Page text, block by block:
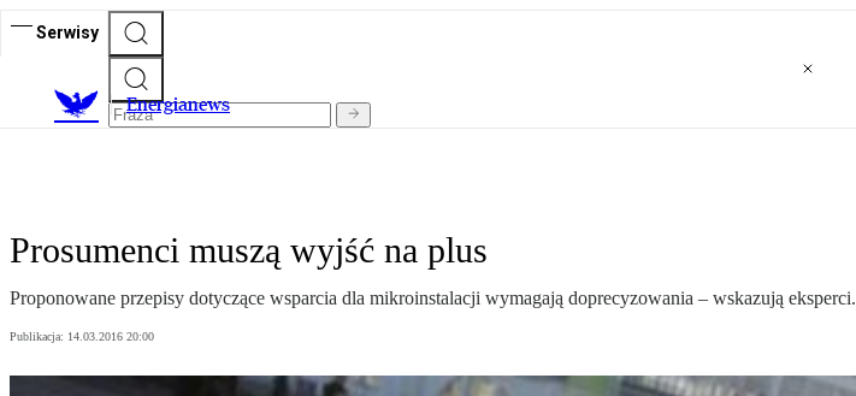
Serwisy
Energianews
Prosumenci muszą wyjść na plus
Proponowane przepisy dotyczące wsparcia dla mikroinstalacji wymagają doprecyzowania – wskazują eksperci.
Publikacja: 14.03.2016 20:00